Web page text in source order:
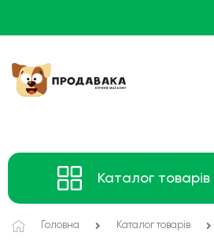
Каталог товарів
Головна Каталог товарів